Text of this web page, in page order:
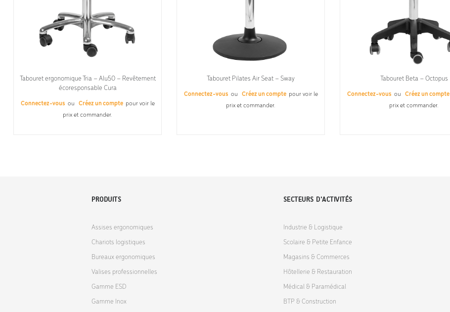
Tabouret ergonomique Tria – Alu50 – Revêtement
écoresponsable Cura
Connectez-vous ou Créez un compte pour voir le
prix et commander.
Tabouret Pilates Air Seat – Sway
Connectez-vous ou Créez un compte pour voir le
prix et commander.
Tabouret Beta – Octopus
Connectez-vous ou Créez un compte
prix et commander.
PRODUITS
Assises ergonomiques
Chariots logistiques
Bureaux ergonomiques
Valises professionnelles
Gamme ESD
Gamme Inox
SECTEURS D'ACTIVITÉS
Industrie & Logistique
Scolaire & Petite Enfance
Magasins & Commerces
Hôtellerie & Restauration
Médical & Paramédical
BTP & Construction